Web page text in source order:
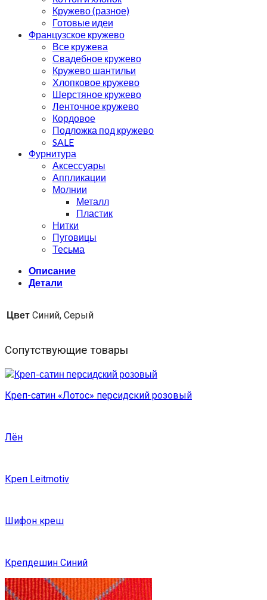
Кружево (разное)
Готовые идеи
Французское кружево
Все кружева
Свадебное кружево
Кружево шантильи
Хлопковое кружево
Шерстяное кружево
Ленточное кружево
Кордовое
Подложка под кружево
SALE
Фурнитура
Аксессуары
Аппликации
Молнии
Металл
Пластик
Нитки
Пуговицы
Тесьма
Описание
Детали
Цвет Синий, Серый
Сопутствующие товары
Креп-сатин «Лотос» персидский розовый
Лён
Креп Leitmotiv
Шифон креш
Крепдешин Синий